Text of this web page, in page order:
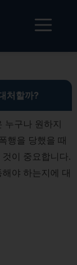
메
뉴
처할까?
구나 원하지
행을 당했을 때
이 중요합니다.
야 하는지에 대